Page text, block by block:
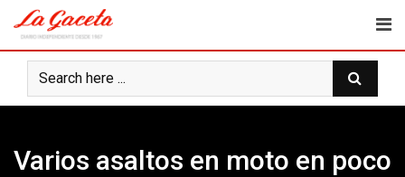
content
Varios asaltos en moto en poco